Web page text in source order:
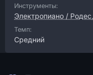
Инструменты:
Электропиано / Родес,
Темп:
Средний